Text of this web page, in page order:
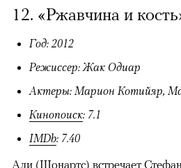
12. «Ржавчина и
Год: 2012
Режиссер: Жак Одиар
Актеры: Марион Котийяр,
Кинопоиск: 7.1
IMDb: 7.40
Али (Шонартс) встречает